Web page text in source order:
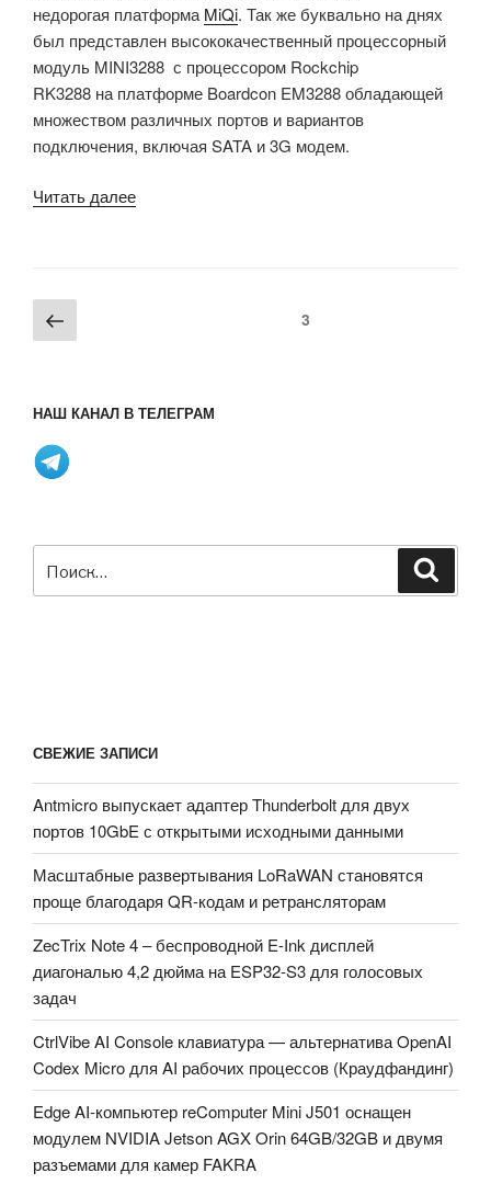
недорогая платформа MiQi. Так же буквально на днях
был представлен высококачественный процессорный
модуль MINI3288 с процессором Rockchip
RK3288 на платформе Boardcon EM3288 обладающей
множеством различных портов и вариантов
подключения, включая SATA и 3G модем.
Читать далее«Одноплатный
4.4/5.1,
и
Пагинация
записей
Предыдущая
страница
Страница3
НАШ КАНАЛ В ТЕЛЕГРАМ
СВЕЖИЕ ЗАПИСИ
Antmicro выпускает адаптер Thunderbolt для двух
портов 10GbE с открытыми исходными данными
Масштабные развертывания LoRaWAN становятся
проще благодаря QR-кодам и ретрансляторам
ZecTrix Note 4 – беспроводной E-Ink дисплей
диагональю 4,2 дюйма на ESP32-S3 для голосовых
задач
CtrlVibe AI Console клавиатура — альтернатива OpenAI
Codex Micro для AI рабочих процессов (Краудфандинг)
Edge AI-компьютер reComputer Mini J501 оснащен
модулем NVIDIA Jetson AGX Orin 64GB/32GB и двумя
разъемами для камер FAKRA